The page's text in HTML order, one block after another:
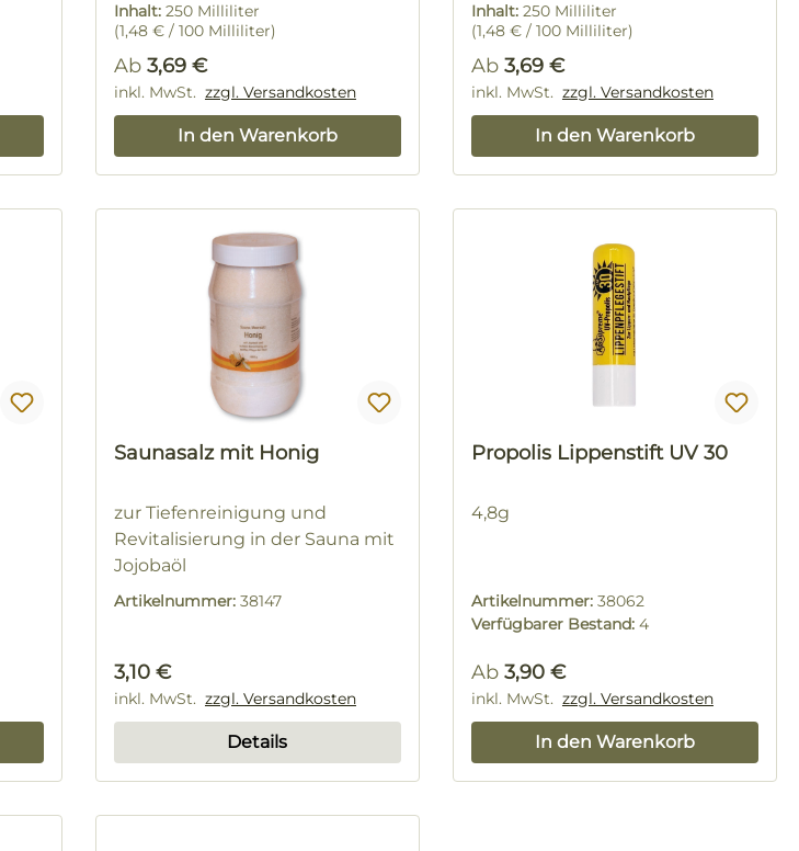
Inhalt: 250 Milliliter
(1,48 € / 100 Milliliter)
Regulärer Preis:
Ab 3,69 €
inkl. MwSt. zzgl. Versandkosten
In den Warenkorb
Inhalt: 250 Milliliter
(1,48 € / 100 Milliliter)
Regulärer Preis:
Ab 3,69 €
inkl. MwSt. zzgl. Versandkosten
In den Warenkorb
Saunasalz mit Honig
zur Tiefenreinigung und
Revitalisierung in der Sauna mit
Jojobaöl
250g Dose
Artikelnummer: 38147
Regulärer Preis:
3,10 €
inkl. MwSt. zzgl. Versandkosten
Details
Propolis Lippenstift UV 30
4,8g
Artikelnummer: 38062
Verfügbarer Bestand: 4
Regulärer Preis:
Ab 3,90 €
inkl. MwSt. zzgl. Versandkosten
In den Warenkorb